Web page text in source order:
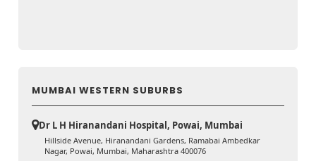
MUMBAI WESTERN SUBURBS
Dr L H Hiranandani Hospital, Powai, Mumbai
Hillside Avenue, Hiranandani Gardens, Ramabai Ambedkar
Nagar, Powai, Mumbai, Maharashtra 400076